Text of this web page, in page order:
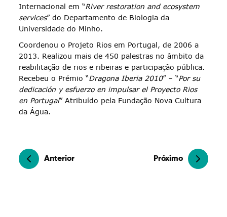
Internacional em “River restoration and ecosystem
services” do Departamento de Biologia da
Universidade do Minho.
Coordenou o Projeto Rios em Portugal, de 2006 a
2013. Realizou mais de 450 palestras no âmbito da
reabilitação de rios e ribeiras e participação pública.
Recebeu o Prémio “Dragona Iberia 2010” – “Por su
dedicación y esfuerzo en impulsar el Proyecto Rios
en Portugal” Atribuído pela Fundação Nova Cultura
da Água.
Anterior Próximo